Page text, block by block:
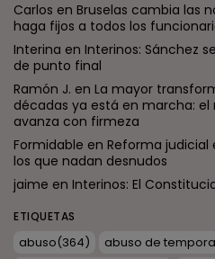
Carlos en Bruselas cambia las
haga fijos a todos los
Interina en Interinos: Sánchez
de punto final
Ramón J. en La mayor
décadas ya está en marcha:
avanza con firmeza
Formidable en Reforma judicial
los que nadan desnudos
jaime en Interinos: El
ETIQUETAS
abuso(364) abuso de